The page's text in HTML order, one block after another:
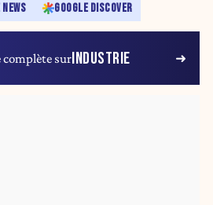
NEWS GOOGLE DISCOVER
surINDUSTRIE